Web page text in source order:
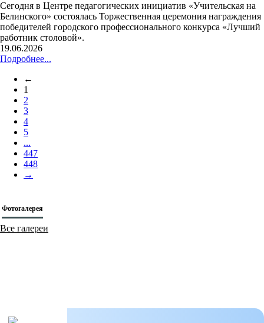
Сегодня в Центре педагогических инициатив «Учительская на
Белинского» состоялась Торжественная церемония награждения
победителей городского профессионального конкурса «Лучший
работник столовой».
19.06.2026
Подробнее...
←
1
2
3
4
5
...
447
448
→
Фотогалерея
Все галереи